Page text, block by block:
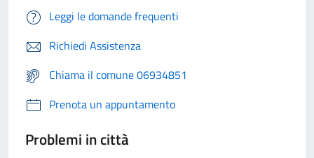
Leggi le domande frequenti
Richiedi Assistenza
Chiama il comune 06934851
Prenota un appuntamento
Problemi in città